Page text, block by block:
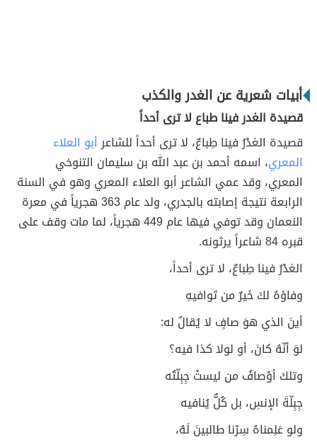
أبيات شعرية عن الغدر والكذب
قصيدة الغدر فينا طباع لا ترى أحداً
قصيدة الغدْرُ فينا طِباعٌ، لا ترى أحداً للشاعرأبو العلاء
المعري، اسمه أحمد بن عبد الله بن سليمان التنوخي
المعري، وقد عمي الشاعر أبو العلاء المعري وهو في السنة
الرابعة نتيجة إصابته بالجدري، ولد عام 363 هجرياً في معرة
النعمان وقد توفي فيها عام 449 هجرياً، لما مات وقف على
قبره 84 شاعراً يرثونه.
الغدْرُ فينا طِباعٌ، لا ترى أحداً،
وفاؤهُ لكَ خَيرٌ من تَوافيهِ
أينَ الذي هوَ صافٍ لا يُقالُ له:
لوَ أنّهُ كانَ، أو لولا كذا فيه؟
وتلكَ أوْصافُ من ليستْ جِبِلّتُه
جِبِلّةَ الإنسِ، بل كُلٌّ يُنافيه
ولو عَلِمناهُ سِرْنا طالبينَ لَهُ،